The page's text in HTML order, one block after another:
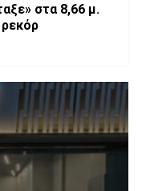
στα 8,66 μ.
ρεκόρ